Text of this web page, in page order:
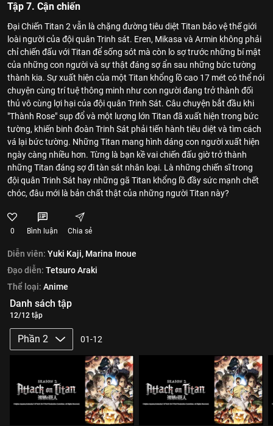
Tập 7. Cận chiến
Đại Chiến Titan 2 vẫn là chặng đường tiêu diệt Titan bảo vệ thế giới
loài người của đội quân Trinh sát. Eren, Mikasa và Armin không phải
chỉ chiến đấu với Titan để sống sót mà còn lo sợ trước những bí mật
của những con người và sự thật đáng sợ ẩn sau những bức tường
thành kia. Sự xuất hiện của một Titan khổng lồ cao 17 mét có thể nói
chuyện cùng trí tuệ thông minh như con người đang trở thành đối
thủ vô cùng lợi hại của đội quân Trinh Sát. Câu chuyện bắt đầu khi
"Thành Rose" sụp đổ và một lượng lớn Titan đã xuất hiện trong bức
tường, khiến binh đoàn Trinh Sát phải tiến hành tiêu diệt và tìm cách
vá lại bức tường. Những Titan mang hình dáng con người xuất hiện
ngày càng nhiều hơn. Từng là bạn kề vai chiến đấu giờ trở thành
những Titan đáng sợ đi tàn sát nhân loại. Là những chiến sĩ trong
đội quân Trinh Sát hay những gã Titan khổng lồ đầy sức mạnh chết
chóc, đâu mới là bản chất thật của những người Titan này?
0 Bình luận Chia sẻ
Diễn viên: Yuki Kaji, Marina Inoue
Đạo diễn: Tetsuro Araki
Thể loại: Anime
Danh sách tập
12/12 tập
Phần 2 01-12